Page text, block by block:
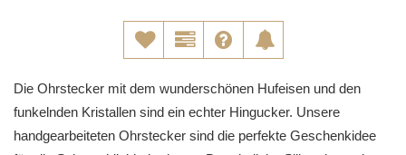
Die Ohrstecker mit dem wunderschönen Hufeisen und den
funkelnden Kristallen sind ein echter Hingucker. Unsere
handgearbeiteten Ohrstecker sind die perfekte Geschenkidee